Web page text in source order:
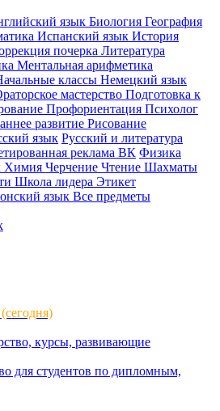
язык Биология География
Испанский язык История
почерка Литература
Ментальная арифметика
классы Немецкий язык
мастерство Подготовка к
Профориентация Психолог
развитие Рисование
язык Русский и литература
реклама ВК Физика
Химия Черчение Чтение Шахматы
Школа лидера Этикет
язык Все предметы
(сегодня)
курсы, развивающие
для студентов по дипломным,